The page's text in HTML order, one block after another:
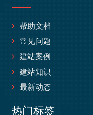
帮助文档
常见问题
建站案例
建站知识
最新动态
热门标签